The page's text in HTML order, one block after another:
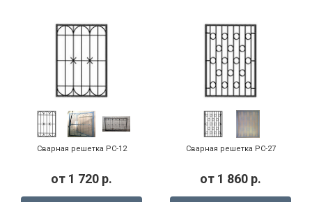
Сварная решетка РС-12
от 1 720 р.
Сварная решетка РС-27
от 1 860 р.